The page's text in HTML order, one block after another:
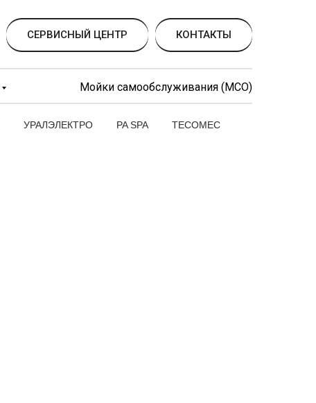
УРАЛЭЛЕКТРО PA SPA TECOMEC
СЕРВИСНЫЙ ЦЕНТР КОНТАКТЫ
Мойки самообслуживания (МСО)